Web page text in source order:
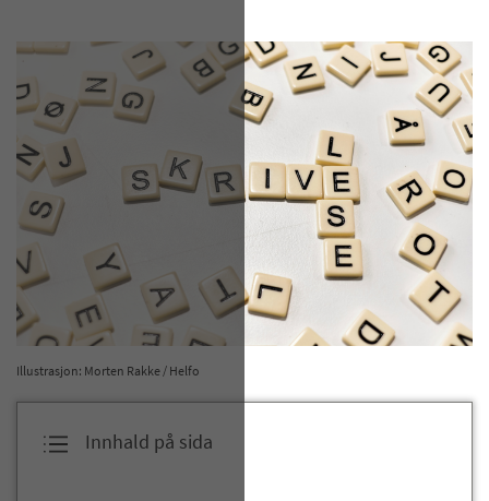
Illustrasjon: Morten Rakke / Helfo
Innhald på sida